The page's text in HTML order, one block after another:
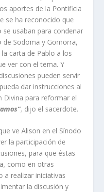
aportes de la Pontificia
se ha reconocido que
usaban para condenar
Sodoma y Gomorra,
carta de Pablo a los
ver con el tema. Y
pueden servir
dar instrucciones al
Divina para reformar el
, dijo el sacerdote.
ve Alison en el Sínodo
la participación de
para que éstas
como en otras
a realizar iniciativas
la discusión y